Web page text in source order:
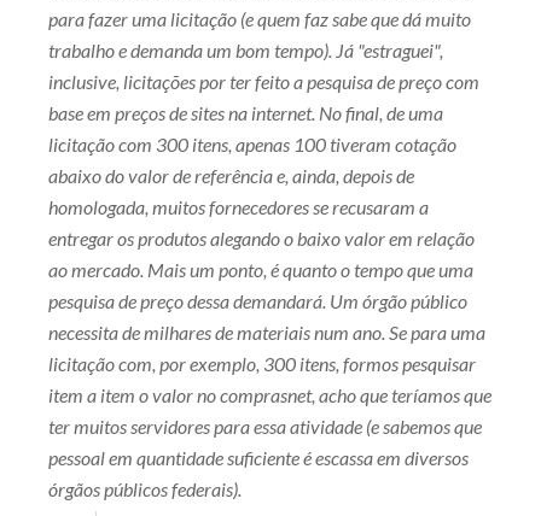
para fazer uma licitação (e quem faz sabe que dá muito
trabalho e demanda um bom tempo). Já "estraguei",
inclusive, licitações por ter feito a pesquisa de preço com
base em preços de sites na internet. No final, de uma
licitação com 300 itens, apenas 100 tiveram cotação
abaixo do valor de referência e, ainda, depois de
homologada, muitos fornecedores se recusaram a
entregar os produtos alegando o baixo valor em relação
ao mercado. Mais um ponto, é quanto o tempo que uma
pesquisa de preço dessa demandará. Um órgão público
necessita de milhares de materiais num ano. Se para uma
licitação com, por exemplo, 300 itens, formos pesquisar
item a item o valor no comprasnet, acho que teríamos que
ter muitos servidores para essa atividade (e sabemos que
pessoal em quantidade suficiente é escassa em diversos
órgãos públicos federais).